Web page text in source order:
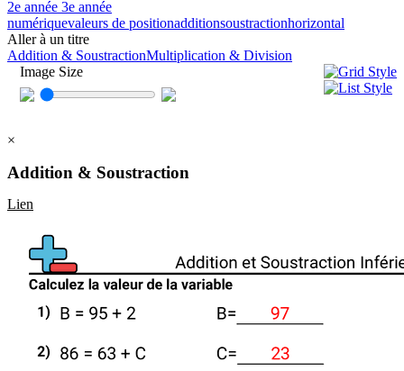
2e année 3e année
numériquevaleurs de positionadditionsoustractionhorizontal
Aller à un titre
Addition & SoustractionMultiplication & Division
Image Size
×
Addition & Soustraction
Lien